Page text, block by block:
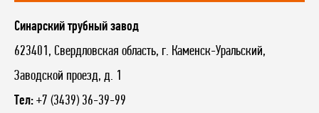
Синарский трубный завод
623401, Свердловская область, г. Каменск-Уральский,
Заводской проезд, д. 1
Тел: +7 (3439) 36-39-99